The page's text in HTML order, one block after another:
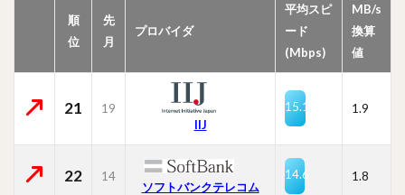
順
位
先
月
プロバイダ
平均スピ
ード
(Mbps)
MB/s
換算
値
21
19
IIJ
15.1 1.9
22 14
ソフトバンクテレコム
14.6 1.8